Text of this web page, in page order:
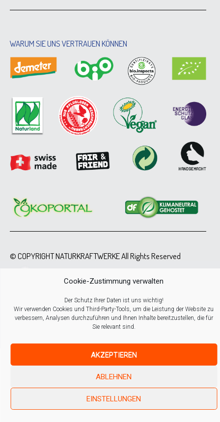
Cookie-Zustimmung verwalten
Der Schutz Ihrer Daten ist uns wichtig!
Wir verwenden Cookies und Third-Party-Tools, um die Leistung der Website zu
verbessern, Analysen durchzuführen und Ihnen Inhalte bereitzustellen, die für
Sie relevant sind.
AKZEPTIEREN
ABLEHNEN
EINSTELLUNGEN
WARUM SIE UNS VERTRAUEN KÖNNEN
© COPYRIGHT NATURKRAFTWERKE All Rights Reserved